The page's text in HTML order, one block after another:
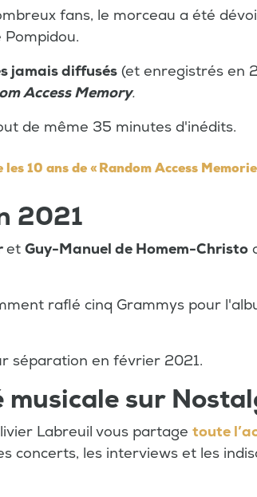
fans, le morceau a été
jamais diffusés (et enregistrés en
Access Memory.
de même 35 minutes d'inédits.
10 ans de « Random Access
2021
et Guy-Manuel de Homem-Christo
raflé cinq Grammys pour
séparation en février 2021.
sur
Labreuil vous partage toute
concerts, les interviews et les